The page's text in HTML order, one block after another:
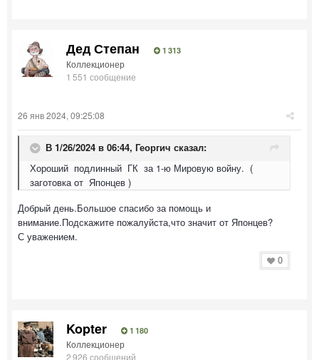
Дед Степан 1 313
Коллекционер
1 551 сообщение
26 янв 2024, 09:25:08
В 1/26/2024 в 06:44, Георгич сказал:
Хороший подлинный ГК за 1-ю Мировую войну. (
заготовка от Японцев )
Добрый день.Большое спасибо за помощь и
внимание.Подскажите пожалуйста,что значит от Японцев?
С уважением.
0
Kopter 1 180
Коллекционер
2 926 сообщений